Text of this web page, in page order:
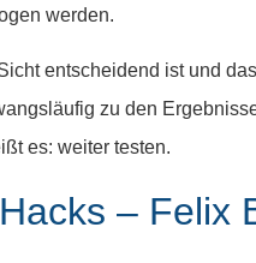
werden.
entscheidend ist und
zu den
es: weiter testen.
– Felix